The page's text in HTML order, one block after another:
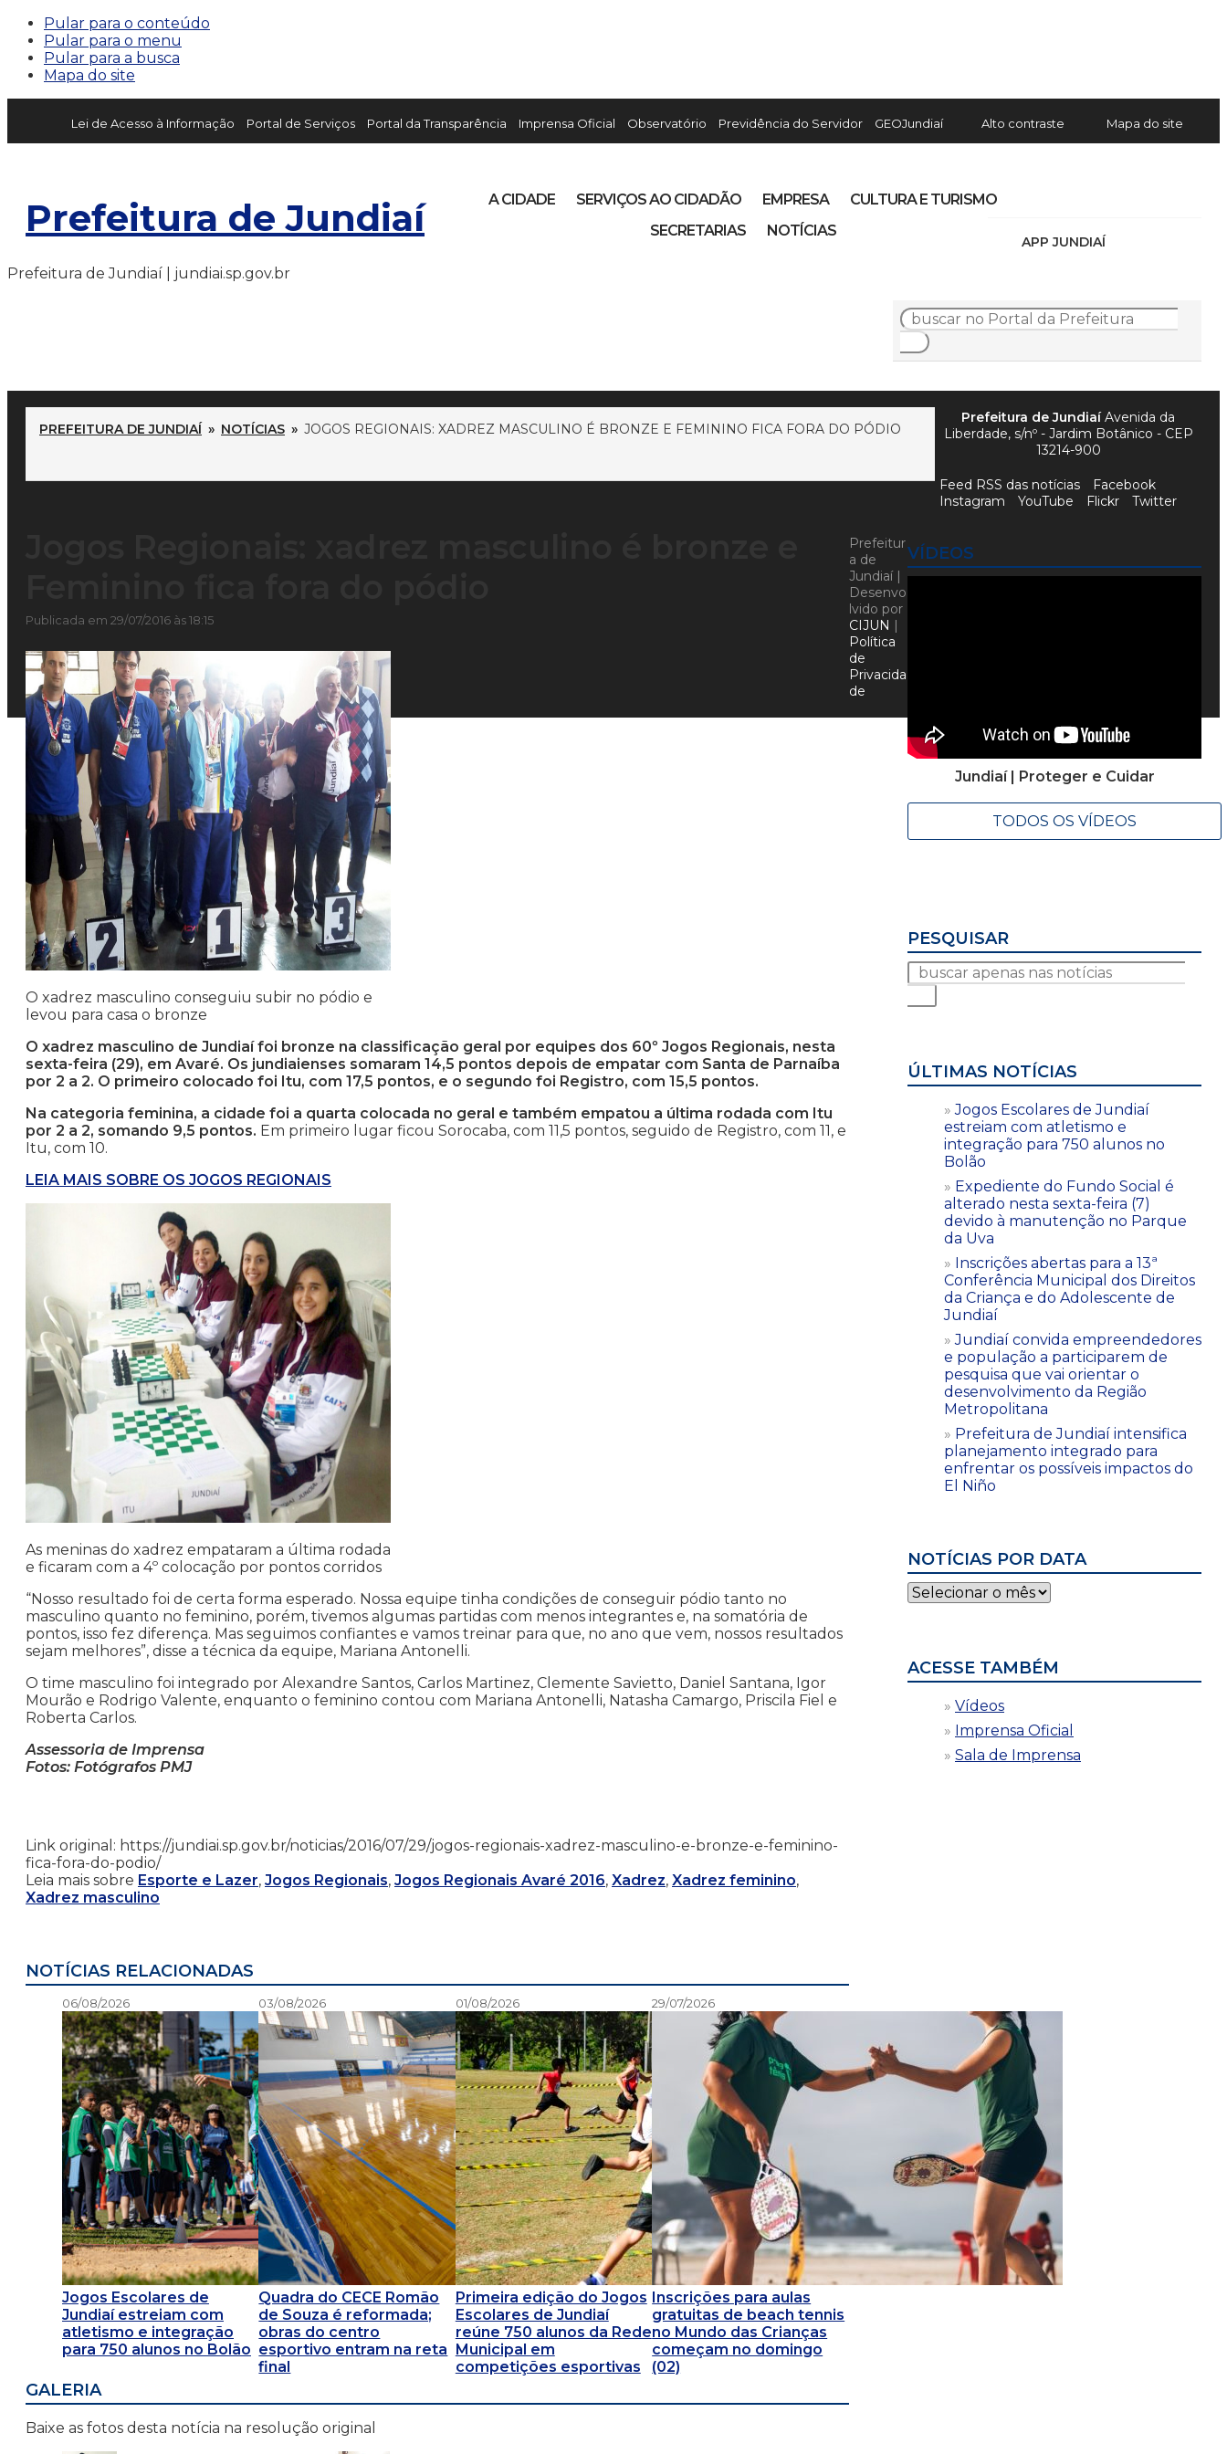
Pular para o conteúdo
Pular para o menu
Pular para a busca
Mapa do site
Lei de Acesso à Informação Portal de Serviços Portal da Transparência Imprensa Oficial Observatório Previdência do Servidor GEOJundiaí Alto contraste Mapa do site
Prefeitura de Jundiaí
APP JUNDIAÍ
A CIDADE SERVIÇOS AO CIDADÃO EMPRESA
CULTURA E TURISMO
SECRETARIAS
NOTÍCIAS
Prefeitura de Jundiaí | jundiai.sp.gov.br
PREFEITURA DE JUNDIAÍ » NOTÍCIAS » JOGOS REGIONAIS: XADREZ MASCULINO É BRONZE E FEMININO FICA FORA DO PÓDIO
Publicada em 29/07/2016 às 18:15
O xadrez masculino conseguiu subir no pódio e
levou para casa o bronze
O xadrez masculino de Jundiaí foi bronze na classificação geral por equipes dos 60º Jogos Regionais, nesta
sexta-feira (29), em Avaré. Os jundiaienses somaram 14,5 pontos depois de empatar com Santa de Parnaíba
por 2 a 2. O primeiro colocado foi Itu, com 17,5 pontos, e o segundo foi Registro, com 15,5 pontos.
Na categoria feminina, a cidade foi a quarta colocada no geral e também empatou a última rodada com Itu
por 2 a 2, somando 9,5 pontos. Em primeiro lugar ficou Sorocaba, com 11,5 pontos, seguido de Registro, com 11, e
Itu, com 10.
LEIA MAIS SOBRE OS JOGOS REGIONAIS
As meninas do xadrez empataram a última rodada
e ficaram com a 4º colocação por pontos corridos
“Nosso resultado foi de certa forma esperado. Nossa equipe tinha condições de conseguir pódio tanto no
masculino quanto no feminino, porém, tivemos algumas partidas com menos integrantes e, na somatória de
pontos, isso fez diferença. Mas seguimos confiantes e vamos treinar para que, no ano que vem, nossos resultados
sejam melhores”, disse a técnica da equipe, Mariana Antonelli.
O time masculino foi integrado por Alexandre Santos, Carlos Martinez, Clemente Savietto, Daniel Santana, Igor
Mourão e Rodrigo Valente, enquanto o feminino contou com Mariana Antonelli, Natasha Camargo, Priscila Fiel e
Roberta Carlos.
Assessoria de Imprensa
Fotos: Fotógrafos PMJ
Link original: https://jundiai.sp.gov.br/noticias/2016/07/29/jogos-regionais-xadrez-masculino-e-bronze-e-feminino-
fica-fora-do-podio/
Leia mais sobre Esporte e Lazer, Jogos Regionais, Jogos Regionais Avaré 2016, Xadrez, Xadrez feminino,
Xadrez masculino
NOTÍCIAS RELACIONADAS
06/08/2026
Jogos Escolares de
Jundiaí estreiam com
atletismo e integração
para 750 alunos no Bolão
03/08/2026
Quadra do CECE Romão
de Souza é reformada;
obras do centro
esportivo entram na reta
final
01/08/2026
Primeira edição do Jogos
Escolares de Jundiaí
reúne 750 alunos da Rede
Municipal em
competições esportivas
29/07/2026
Inscrições para aulas
gratuitas de beach tennis
no Mundo das Crianças
começam no domingo
(02)
GALERIA
Baixe as fotos desta notícia na resolução original
VÍDEOS
Jundiaí | Proteger e Cuidar
TODOS OS VÍDEOS
PESQUISAR
ÚLTIMAS NOTÍCIAS
Jogos Escolares de Jundiaí
estreiam com atletismo e
integração para 750 alunos no
Bolão
Expediente do Fundo Social é
alterado nesta sexta-feira (7)
devido à manutenção no Parque
da Uva
Inscrições abertas para a 13ª
Conferência Municipal dos Direitos
da Criança e do Adolescente de
Jundiaí
Jundiaí convida empreendedores
e população a participarem de
pesquisa que vai orientar o
desenvolvimento da Região
Metropolitana
Prefeitura de Jundiaí intensifica
planejamento integrado para
enfrentar os possíveis impactos do
El Niño
NOTÍCIAS POR DATA
Notícias
por
ACESSE TAMBÉM
Vídeos
Imprensa Oficial
Sala de Imprensa
Prefeitura de JundiaíAvenida da
Liberdade, s/nº - Jardim Botânico - CEP
13214-900
Feed RSS das notícias
Facebook
Instagram
YouTube Flickr Twitter
Prefeitur
a de
Jundiaí |
Desenvo
lvido por
CIJUN |
Política
de
Privacida
de